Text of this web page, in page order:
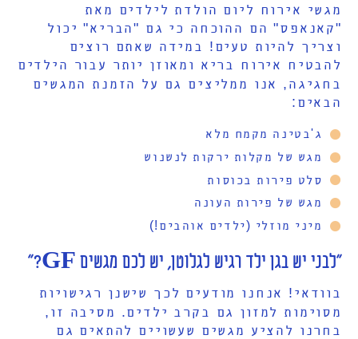
מגשי אירוח ליום הולדת לילדים מאת
"קאנאפס" הם ההוכחה כי גם "הבריא" יכול
וצריך להיות טעים! במידה שאתם רוצים
להבטיח אירוח בריא ומאוזן יותר עבור הילדים
בחגיגה, אנו ממליצים גם על הזמנת המגשים
הבאים:
ג'בטינה מקמח מלא
מגש של מקלות ירקות לנשנוש
סלט פירות בכוסות
מגש של פירות העונה
מיני מוזלי (ילדים אוהבים!)
"לבני יש בגן ילד רגיש לגלוטן, יש לכם מגשים GF?"
בוודאי! אנחנו מודעים לכך שישנן רגישויות
מסוימות למזון גם בקרב ילדים. מסיבה זו,
בחרנו להציע מגשים שעשויים להתאים גם